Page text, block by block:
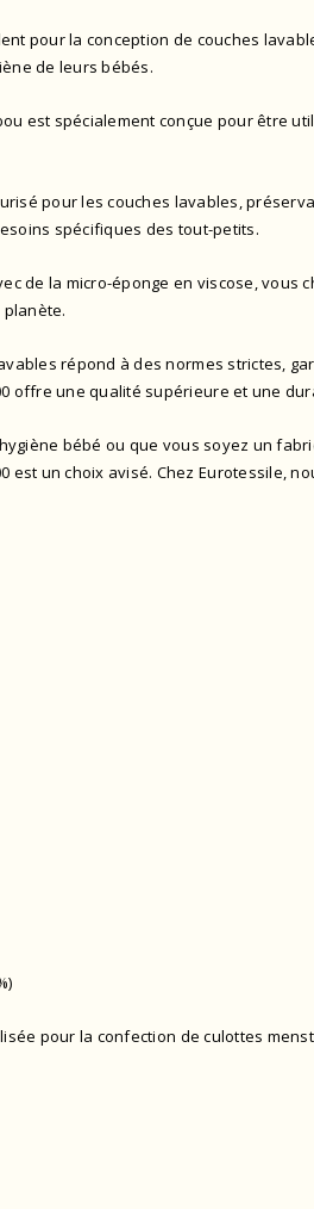
pour la conception de couches
de leurs bébés.
est spécialement conçue pour être
pour les couches lavables,
spécifiques des tout-petits.
de la micro-éponge en viscose,
répond à des normes strictes,
offre une qualité supérieure et une
bébé ou que vous soyez un
est un choix avisé. Chez
pour la confection de culottes